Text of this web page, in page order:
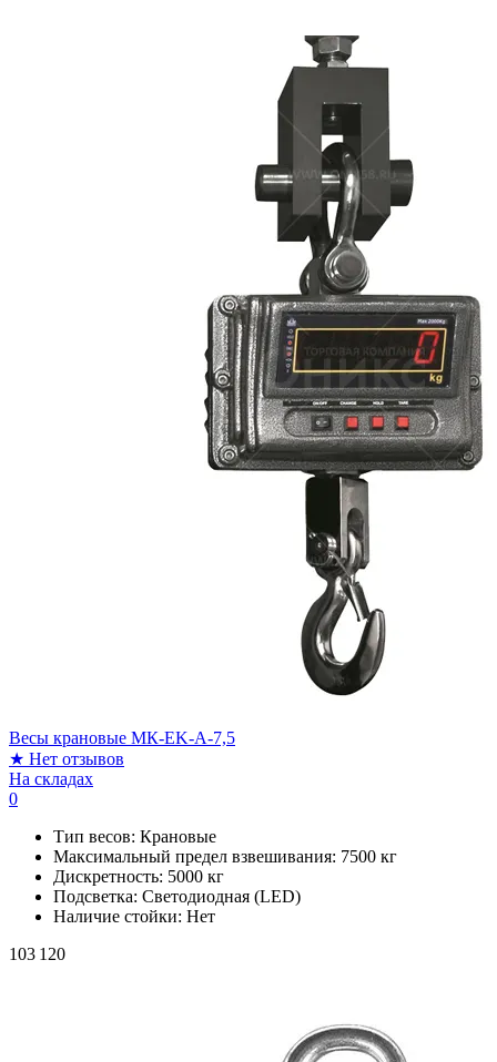
Весы крановые МК-EK-A-7,5
★ Нет отзывов
На складах
0
Тип весов: Крановые
Максимальный предел взвешивания: 7500 кг
Дискретность: 5000 кг
Подсветка: Светодиодная (LED)
Наличие стойки: Нет
103 120